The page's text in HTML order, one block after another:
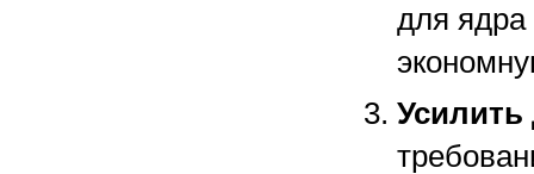
для ядра
Усилить